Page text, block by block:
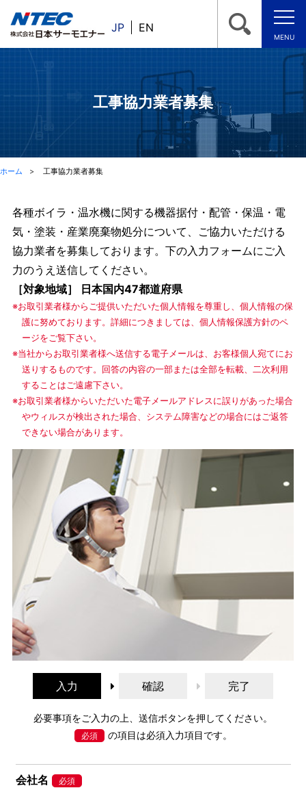
MENU
JP EN
工事協力業者募集
ホーム 工事協力業者募集
各種ボイラ・温水機に関する機器据付・配管・保温・電
気・塗装・産業廃棄物処分について、ご協力いただける
協力業者を募集しております。下の入力フォームにご入
力のうえ送信してください。
［対象地域］ 日本国内47都道府県
※お取引業者様からご提供いただいた個人情報を尊重し、個人情報の保
護に努めております。詳細につきましては、個人情報保護方針のペ
ージをご覧下さい。
※当社からお取引業者様へ送信する電子メールは、お客様個人宛てにお
送りするものです。回答の内容の一部または全部を転載、二次利用
することはご遠慮下さい。
※お取引業者様からいただいた電子メールアドレスに誤りがあった場合
やウィルスが検出された場合、システム障害などの場合にはご返答
できない場合があります。
入力 確認 完了
必要事項をご入力の上、送信ボタンを押してください。
の項目は必須入力項目です。
会社名